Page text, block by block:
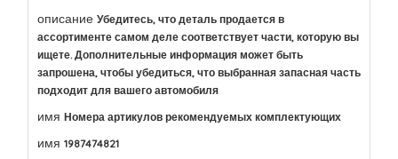
описание Убедитесь, что деталь продается в
ассортименте самом деле соответствует части, которую вы
ищете. Дополнительные информация может быть
запрошена, чтобы убедиться, что выбранная запасная часть
подходит для вашего автомобиля
имя Номера артикулов рекомендуемых комплектующих
имя 1987474821